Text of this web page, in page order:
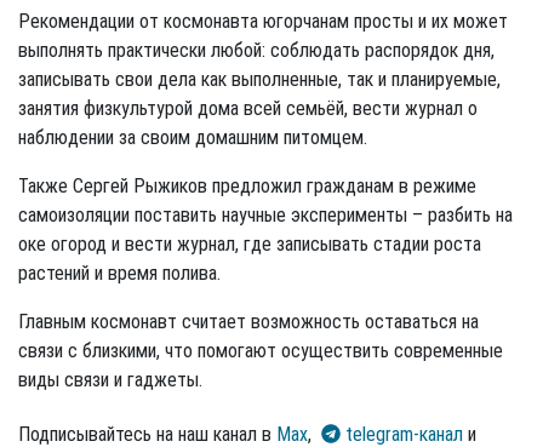
Рекомендации от космонавта югорчанам просты и их может
выполнять практически любой: соблюдать распорядок дня,
записывать свои дела как выполненные, так и планируемые,
занятия физкультурой дома всей семьёй, вести журнал о
наблюдении за своим домашним питомцем.
Также Сергей Рыжиков предложил гражданам в режиме
самоизоляции поставить научные эксперименты – разбить на
оке огород и вести журнал, где записывать стадии роста
растений и время полива.
Главным космонавт считает возможность оставаться на
связи с близкими, что помогают осуществить современные
виды связи и гаджеты.
Подписывайтесь на наш канал в Max, telegram-канал и